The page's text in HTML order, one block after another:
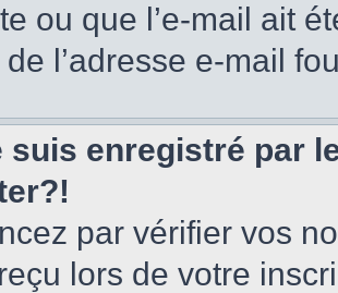
ou que l’e-mail ait
l’adresse e-mail
suis enregistré par
par vérifier vos
lors de votre